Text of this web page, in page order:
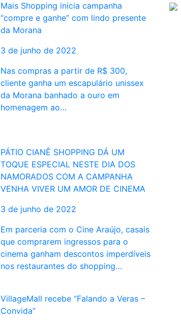
Mais Shopping inicia campanha
“compre e ganhe” com lindo presente
da Morana
3 de junho de 2022
Nas compras a partir de R$ 300,
cliente ganha um escapulário unissex
da Morana banhado a ouro em
homenagem ao…
PÁTIO CIANÊ SHOPPING DÁ UM
TOQUE ESPECIAL NESTE DIA DOS
NAMORADOS COM A CAMPANHA
VENHA VIVER UM AMOR DE CINEMA
3 de junho de 2022
Em parceria com o Cine Araújo, casais
que comprarem ingressos para o
cinema ganham descontos imperdíveis
nos restaurantes do shopping…
VillageMall recebe “Falando a Veras –
Convida”